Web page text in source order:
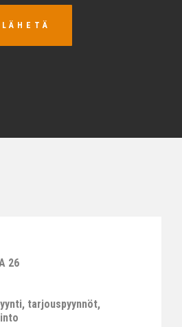
LÄHETÄ
26
tarjouspyynnöt,